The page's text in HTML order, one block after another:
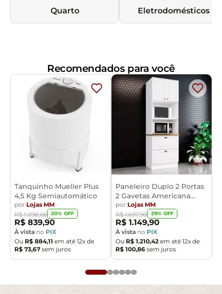
Quarto Eletrodomésticos
Recomendados para você
Tanquinho Mueller Plus
4,5 Kg Semiautomático
por Lojas MM
R$ 1.098,66 20% OFF
R$ 839,90
À vista no PIX
Ou R$ 884,11 em até 12x de
R$ 73,67 sem juros
Paneleiro Duplo 2 Portas
2 Gavetas Americana
Henn
por Lojas MM
R$ 1.697,90 29% OFF
R$ 1.149,90
À vista no PIX
Ou R$ 1.210,42 em até 12x de
R$ 100,86 sem juros